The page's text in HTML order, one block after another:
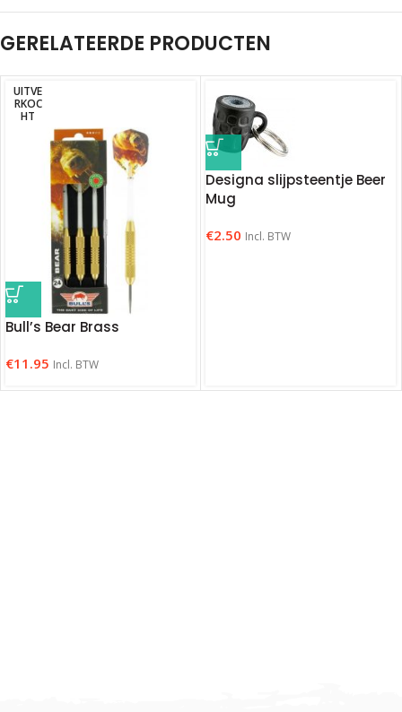
GERELATEERDE PRODUCTEN
UITVE
RKOC
HT
Bull’s Bear Brass
€11.95 Incl. BTW
Designa slijpsteentje Beer
Mug
€2.50 Incl. BTW